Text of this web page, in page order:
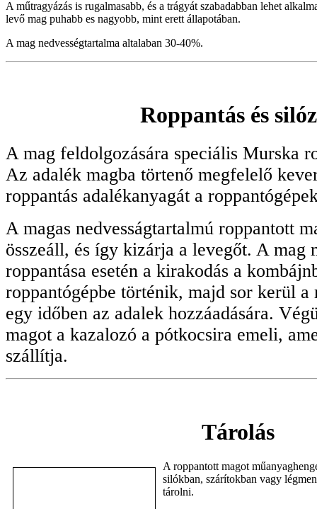
A műtragyázás is rugalmasabb, és a trágyát szabadabban lehet
levő mag puhabb es nagyobb, mint erett állapotában.
A mag nedvességtartalma altalaban 30-40%.
Roppantás és
A mag feldolgozására speciális Murska
Az adalék magba törtenő megfelelő
roppantás adalékanyagát a
A magas nedvesságtartalmú roppantott
összeáll, és így kizárja a levegőt. A mag
roppantása esetén a kirakodás a
roppantógépbe történik, majd sor kerül a
egy időben az adalek hozzáadására.
magot a kazalozó a pótkocsira emeli,
szállítja.
Tárolás
A roppantott magot
silókban, szárítokban vagy
tárolni.